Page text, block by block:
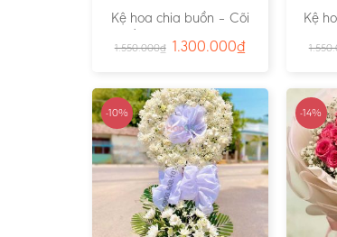
Kệ hoa chia buồn – Cõi
Trần Gian – Ms:4724
1.550.000₫ 1.300.000₫
Kệ
-10% -14%